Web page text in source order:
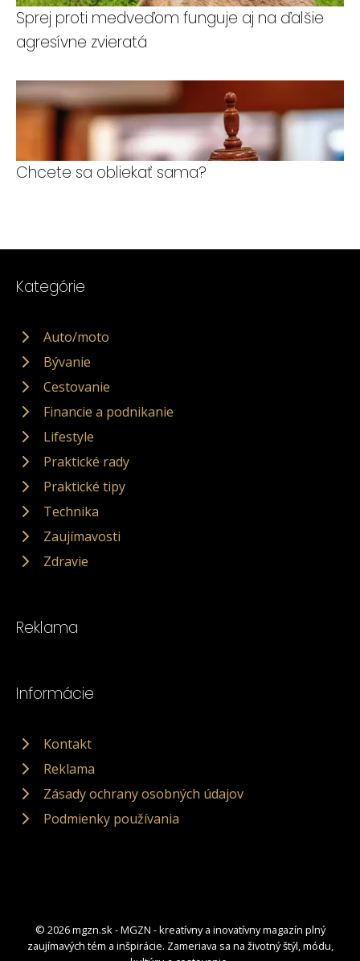
Sprej proti medveďom funguje aj na ďalšie
agresívne zvieratá
Chcete sa obliekať sama?
Kategórie
Auto/moto
Bývanie
Cestovanie
Financie a podnikanie
Lifestyle
Praktické rady
Praktické tipy
Technika
Zaujímavosti
Zdravie
Reklama
Informácie
Kontakt
Reklama
Zásady ochrany osobných údajov
Podmienky používania
© 2026 mgzn.sk - MGZN - kreatívny a inovatívny magazín plný
zaujímavých tém a inšpirácie. Zameriava sa na životný štýl, módu,